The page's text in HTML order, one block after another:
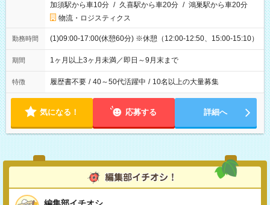
加須駅から車10分 / 久喜駅から車20分 / 鴻巣駅から車20分
物流・ロジスティクス
勤務時間 (1)09:00-17:00(休憩60分) ※休憩（12:00-12:50、15:00-15:10）
期間 1ヶ月以上3ヶ月未満／即日～9月末まで
特徴 履歴書不要 / 40～50代活躍中 / 10名以上の大量募集
気になる！ 応募する 詳細へ